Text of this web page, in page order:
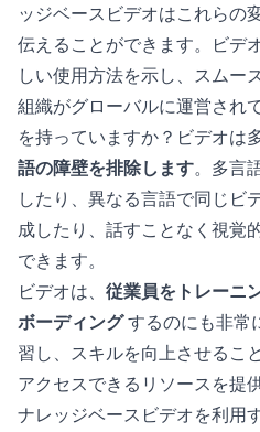
ッジベースビデオはこれらの
伝えることができます。ビデ
しい使用方法を示し、スムー
組織がグローバルに運営され
を持っていますか？ビデオは
語の障壁を排除します。多言
したり、異なる言語で同じビ
成したり、話すことなく視覚
できます。
ビデオは、 従業員をトレーニ
ボーディングするのにも非常
習し、スキルを向上させるこ
アクセスできるリソースを提
ナレッジベースビデオを利用